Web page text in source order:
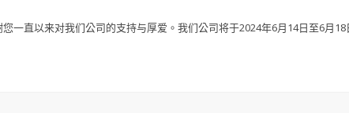
一直以来对我们公司的支持与厚爱。我们公司将于2024年6月14日至6月